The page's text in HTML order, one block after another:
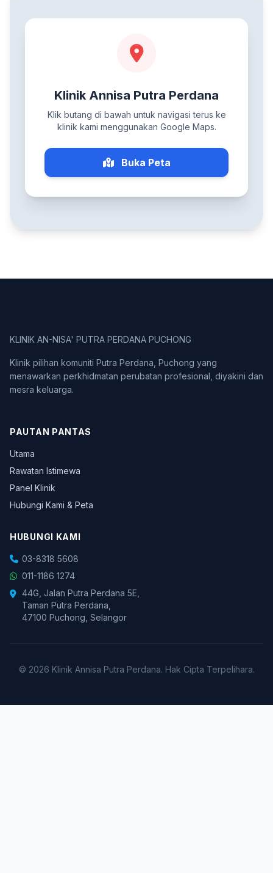
Klinik Annisa Putra Perdana
Klik butang di bawah untuk navigasi terus ke
klinik kami menggunakan Google Maps.
Buka Peta
KLINIK AN-NISA' PUTRA PERDANA PUCHONG
Klinik pilihan komuniti Putra Perdana, Puchong yang
menawarkan perkhidmatan perubatan profesional, diyakini dan
mesra keluarga.
PAUTAN PANTAS
Utama
Rawatan Istimewa
Panel Klinik
Hubungi Kami & Peta
HUBUNGI KAMI
03-8318 5608
011-1186 1274
44G, Jalan Putra Perdana 5E,
Taman Putra Perdana,
47100 Puchong, Selangor
© 2026 Klinik Annisa Putra Perdana. Hak Cipta Terpelihara.